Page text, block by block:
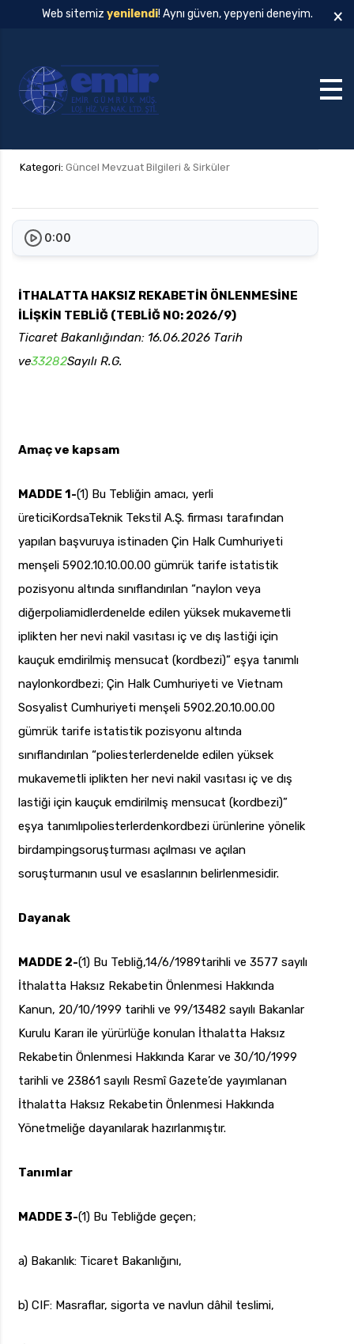
Web sitemiz yenilendi! Aynı güven, yepyeni deneyim. ×
Kategori: Güncel Mevzuat Bilgileri & Sirküler
0:00
İTHALATTA HAKSIZ REKABETİN ÖNLENMESİNE
İLİŞKİN TEBLİĞ (TEBLİĞ NO: 2026/9)
Ticaret Bakanlığından: 16.06.2026 Tarih
ve33282Sayılı R.G.
Amaç ve kapsam
MADDE 1-(1) Bu Tebliğin amacı, yerli
üreticiKordsaTeknik Tekstil A.Ş. firması tarafından
yapılan başvuruya istinaden Çin Halk Cumhuriyeti
menşeli 5902.10.10.00.00 gümrük tarife istatistik
pozisyonu altında sınıflandırılan “naylon veya
diğerpoliamidlerdenelde edilen yüksek mukavemetli
iplikten her nevi nakil vasıtası iç ve dış lastiği için
kauçuk emdirilmiş mensucat (kordbezi)” eşya tanımlı
naylonkordbezi; Çin Halk Cumhuriyeti ve Vietnam
Sosyalist Cumhuriyeti menşeli 5902.20.10.00.00
gümrük tarife istatistik pozisyonu altında
sınıflandırılan “poliesterlerdenelde edilen yüksek
mukavemetli iplikten her nevi nakil vasıtası iç ve dış
lastiği için kauçuk emdirilmiş mensucat (kordbezi)”
eşya tanımlıpoliesterlerdenkordbezi ürünlerine yönelik
birdampingsoruşturması açılması ve açılan
soruşturmanın usul ve esaslarının belirlenmesidir.
Dayanak
MADDE 2-(1) Bu Tebliğ,14/6/1989tarihli ve 3577 sayılı
İthalatta Haksız Rekabetin Önlenmesi Hakkında
Kanun, 20/10/1999 tarihli ve 99/13482 sayılı Bakanlar
Kurulu Kararı ile yürürlüğe konulan İthalatta Haksız
Rekabetin Önlenmesi Hakkında Karar ve 30/10/1999
tarihli ve 23861 sayılı Resmî Gazete’de yayımlanan
İthalatta Haksız Rekabetin Önlenmesi Hakkında
Yönetmeliğe dayanılarak hazırlanmıştır.
Tanımlar
MADDE 3-(1) Bu Tebliğde geçen;
a) Bakanlık: Ticaret Bakanlığını,
b) CIF: Masraflar, sigorta ve navlun dâhil teslimi,